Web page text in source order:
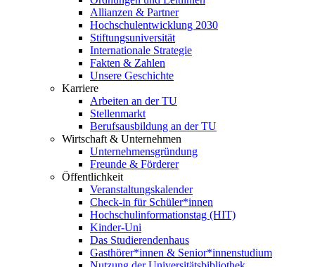
Allianzen & Partner
Hochschulentwicklung 2030
Stiftungsuniversität
Internationale Strategie
Fakten & Zahlen
Unsere Geschichte
Karriere
Arbeiten an der TU
Stellenmarkt
Berufsausbildung an der TU
Wirtschaft & Unternehmen
Unternehmensgründung
Freunde & Förderer
Öffentlichkeit
Veranstaltungskalender
Check-in für Schüler*innen
Hochschulinformationstag (HIT)
Kinder-Uni
Das Studierendenhaus
Gasthörer*innen & Senior*innenstudium